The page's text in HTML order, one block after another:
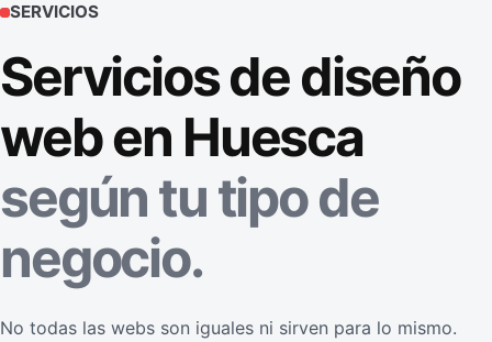
SERVICIOS
Servicios de diseño
web en Huesca
según tu tipo de
negocio.
No todas las webs son iguales ni sirven para lo mismo.